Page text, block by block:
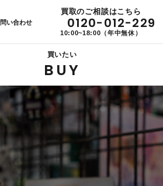
い合わせ
買取のご相談はこちら
0120-012-229
10:00~18:00（年中無休）
買いたい
BUY